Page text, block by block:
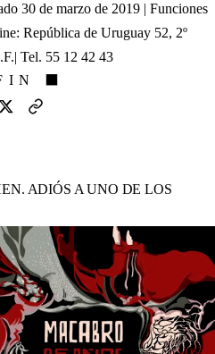
30 de marzo de 2019 | Funciones
República de Uruguay 52, 2º
Tel. 55 12 42 43
⬛
ADIÓS A UNO DE LOS